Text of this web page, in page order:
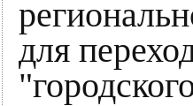
для